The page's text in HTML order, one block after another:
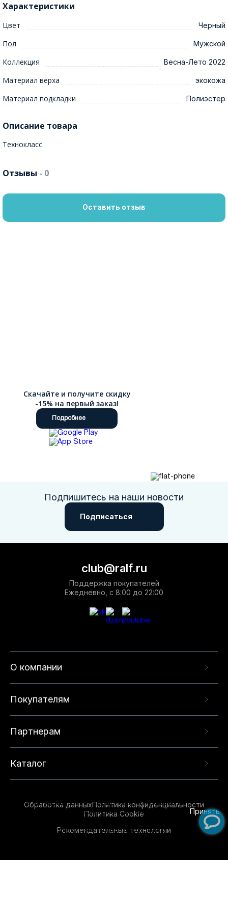
Характеристики
Цвет Черный
Пол Мужской
Коллекция Весна-Лето 2022
Материал верха экокожа
Материал подкладки Полиэстер
Описание товара
Технокласс
Отзывы - 0
Оставить отзыв
Скачайте и получите скидку
-15% на первый заказ!
Подробнее
Подпишитесь на наши новости
Подписаться
О компании
Покупателям
Партнерам
Каталог
club@ralf.ru
Поддержка покупателей
Ежедневно, с 8:00 до 22:00
Обработка данныхПолитика конфиденциальности
Политика Cookie
Рекомендательные технологии
опыта на нашем сайте. Продолжая использовать
данный сайт, вы соглашаетесь с использованием
технологий. Для получения дополнительной
Принять